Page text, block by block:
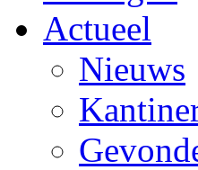
Actueel
Nieuws